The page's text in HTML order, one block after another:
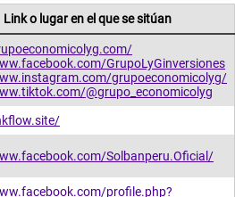
Link o lugar en el que se sitúan
GrupoLyGinversiones
grupoeconomicolyg/
@grupo_economicolyg
Solbanperu.Oficial/
profile.php?